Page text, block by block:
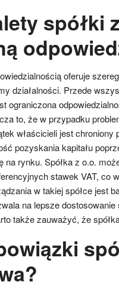
spółki z
oferuje
działalności. Przede
ograniczona
to, że w przypadku
właścicieli jest
pozyskania kapitału
na rynku. Spółka z o.o.
stawek VAT, co
w takiej spółce jest
na lepsze
także zauważyć, że